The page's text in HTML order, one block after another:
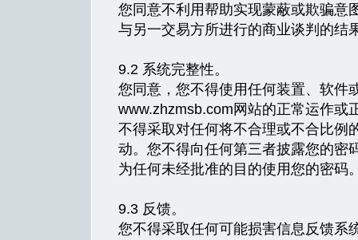
您同意不利用帮助实现蒙蔽或欺骗意
与另一交易方所进行的商业谈判的结
9.2 系统完整性。
您同意，您不得使用任何装置、软件
www.zhzmsb.com网站的正常运作或
不得采取对任何将不合理或不合比例
动。您不得向任何第三者披露您的密
为任何未经批准的目的使用您的密码
9.3 反馈。
您不得采取任何可能损害信息反馈系